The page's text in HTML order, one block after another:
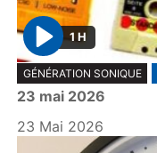
P
l
a
y
1 H
GÉNÉRATION SONIQUE
23 mai 2026
23 Mai 2026